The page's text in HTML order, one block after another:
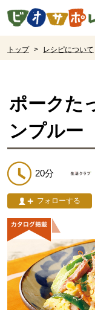
ページの先頭です。
トップ > レシピについて
ポークた
ンプルー
20分
フォローする